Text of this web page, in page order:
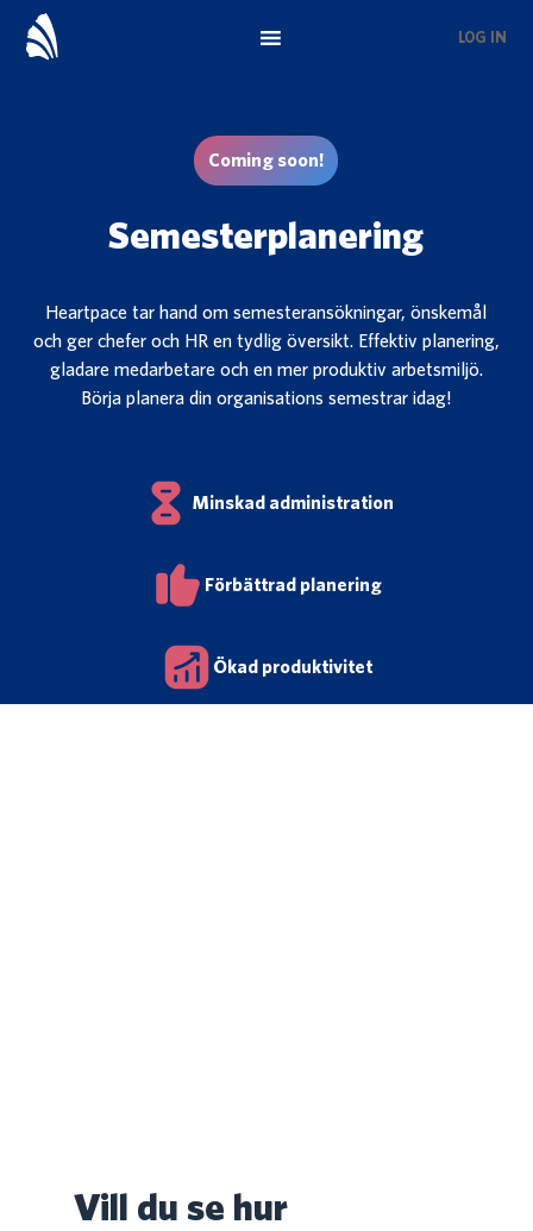
LOG IN
Coming soon!
Semesterplanering
Heartpace tar hand om semesteransökningar, önskemål
och ger chefer och HR en tydlig översikt. Effektiv planering,
gladare medarbetare och en mer produktiv arbetsmiljö.
Börja planera din organisations semestrar idag!
Minskad administration
Förbättrad planering
Ökad produktivitet
Vill du se hur